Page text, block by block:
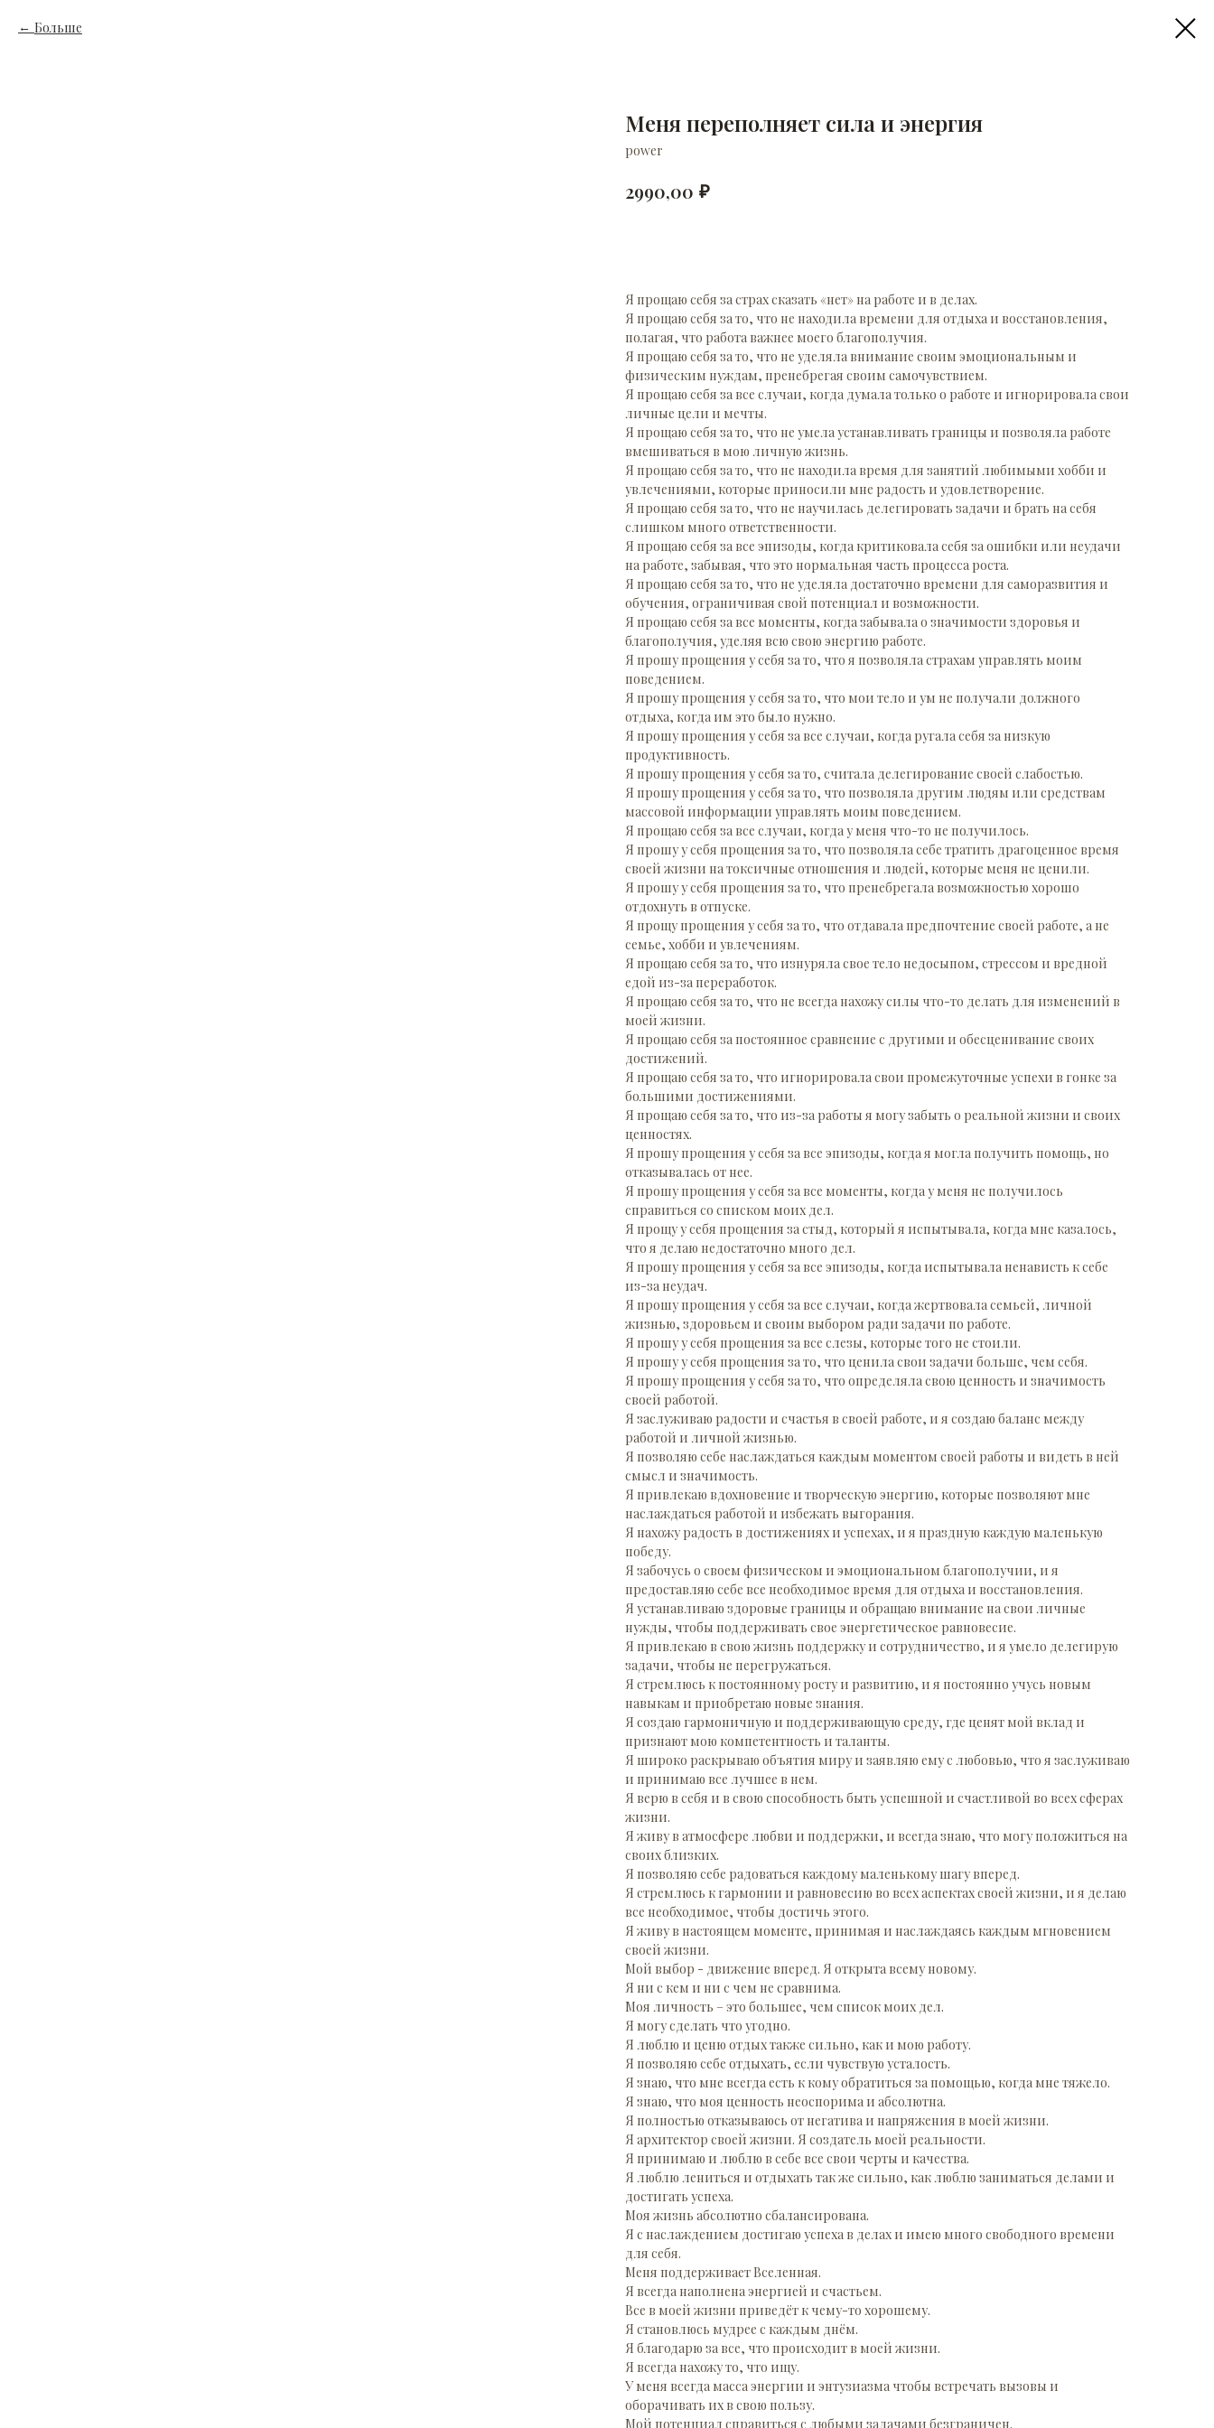
Больше
Меня переполняет сила и энергия
power
2990,00 ₽
Я прощаю себя за страх сказать «нет» на работе и в делах.
Я прощаю себя за то, что не находила времени для отдыха и восстановления,
полагая, что работа важнее моего благополучия.
Я прощаю себя за то, что не уделяла внимание своим эмоциональным и
физическим нуждам, пренебрегая своим самочувствием.
Я прощаю себя за все случаи, когда думала только о работе и игнорировала свои
личные цели и мечты.
Я прощаю себя за то, что не умела устанавливать границы и позволяла работе
вмешиваться в мою личную жизнь.
Я прощаю себя за то, что не находила время для занятий любимыми хобби и
увлечениями, которые приносили мне радость и удовлетворение.
Я прощаю себя за то, что не научилась делегировать задачи и брать на себя
слишком много ответственности.
Я прощаю себя за все эпизоды, когда критиковала себя за ошибки или неудачи
на работе, забывая, что это нормальная часть процесса роста.
Я прощаю себя за то, что не уделяла достаточно времени для саморазвития и
обучения, ограничивая свой потенциал и возможности.
Я прощаю себя за все моменты, когда забывала о значимости здоровья и
благополучия, уделяя всю свою энергию работе.
Я прошу прощения у себя за то, что я позволяла страхам управлять моим
поведением.
Я прошу прощения у себя за то, что мои тело и ум не получали должного
отдыха, когда им это было нужно.
Я прошу прощения у себя за все случаи, когда ругала себя за низкую
продуктивность.
Я прошу прощения у себя за то, считала делегирование своей слабостью.
Я прошу прощения у себя за то, что позволяла другим людям или средствам
массовой информации управлять моим поведением.
Я прощаю себя за все случаи, когда у меня что-то не получилось.
Я прошу у себя прощения за то, что позволяла себе тратить драгоценное время
своей жизни на токсичные отношения и людей, которые меня не ценили.
Я прошу у себя прощения за то, что пренебрегала возможностью хорошо
отдохнуть в отпуске.
Я прощу прощения у себя за то, что отдавала предпочтение своей работе, а не
семье, хобби и увлечениям.
Я прощаю себя за то, что изнуряла свое тело недосыпом, стрессом и вредной
едой из-за переработок.
Я прощаю себя за то, что не всегда нахожу силы что-то делать для изменений в
моей жизни.
Я прощаю себя за постоянное сравнение с другими и обесценивание своих
достижений.
Я прощаю себя за то, что игнорировала свои промежуточные успехи в гонке за
большими достижениями.
Я прощаю себя за то, что из-за работы я могу забыть о реальной жизни и своих
ценностях.
Я прошу прощения у себя за все эпизоды, когда я могла получить помощь, но
отказывалась от нее.
Я прошу прощения у себя за все моменты, когда у меня не получилось
справиться со списком моих дел.
Я прощу у себя прощения за стыд, который я испытывала, когда мне казалось,
что я делаю недостаточно много дел.
Я прошу прощения у себя за все эпизоды, когда испытывала ненависть к себе
из-за неудач.
Я прошу прощения у себя за все случаи, когда жертвовала семьей, личной
жизнью, здоровьем и своим выбором ради задачи по работе.
Я прошу у себя прощения за все слезы, которые того не стоили.
Я прошу у себя прощения за то, что ценила свои задачи больше, чем себя.
Я прошу прощения у себя за то, что определяла свою ценность и значимость
своей работой.
Я заслуживаю радости и счастья в своей работе, и я создаю баланс между
работой и личной жизнью.
Я позволяю себе наслаждаться каждым моментом своей работы и видеть в ней
смысл и значимость.
Я привлекаю вдохновение и творческую энергию, которые позволяют мне
наслаждаться работой и избежать выгорания.
Я нахожу радость в достижениях и успехах, и я праздную каждую маленькую
победу.
Я забочусь о своем физическом и эмоциональном благополучии, и я
предоставляю себе все необходимое время для отдыха и восстановления.
Я устанавливаю здоровые границы и обращаю внимание на свои личные
нужды, чтобы поддерживать свое энергетическое равновесие.
Я привлекаю в свою жизнь поддержку и сотрудничество, и я умело делегирую
задачи, чтобы не перегружаться.
Я стремлюсь к постоянному росту и развитию, и я постоянно учусь новым
навыкам и приобретаю новые знания.
Я создаю гармоничную и поддерживающую среду, где ценят мой вклад и
признают мою компетентность и таланты.
Я широко раскрываю объятия миру и заявляю ему с любовью, что я заслуживаю
и принимаю все лучшее в нем.
Я верю в себя и в свою способность быть успешной и счастливой во всех сферах
жизни.
Я живу в атмосфере любви и поддержки, и всегда знаю, что могу положиться на
своих близких.
Я позволяю себе радоваться каждому маленькому шагу вперед.
Я стремлюсь к гармонии и равновесию во всех аспектах своей жизни, и я делаю
все необходимое, чтобы достичь этого.
Я живу в настоящем моменте, принимая и наслаждаясь каждым мгновением
своей жизни.
Мой выбор - движение вперед. Я открыта всему новому.
Я ни с кем и ни с чем не сравнима.
Моя личность – это большее, чем список моих дел.
Я могу сделать что угодно.
Я люблю и ценю отдых также сильно, как и мою работу.
Я позволяю себе отдыхать, если чувствую усталость.
Я знаю, что мне всегда есть к кому обратиться за помощью, когда мне тяжело.
Я знаю, что моя ценность неоспорима и абсолютна.
Я полностью отказываюсь от негатива и напряжения в моей жизни.
Я архитектор своей жизни. Я создатель моей реальности.
Я принимаю и люблю в себе все свои черты и качества.
Я люблю лениться и отдыхать так же сильно, как люблю заниматься делами и
достигать успеха.
Моя жизнь абсолютно сбалансирована.
Я с наслаждением достигаю успеха в делах и имею много свободного времени
для себя.
Меня поддерживает Вселенная.
Я всегда наполнена энергией и счастьем.
Все в моей жизни приведёт к чему-то хорошему.
Я становлюсь мудрее с каждым днём.
Я благодарю за все, что происходит в моей жизни.
Я всегда нахожу то, что ищу.
У меня всегда масса энергии и энтузиазма чтобы встречать вызовы и
оборачивать их в свою пользу.
Мой потенциал справиться с любыми задачами безграничен.